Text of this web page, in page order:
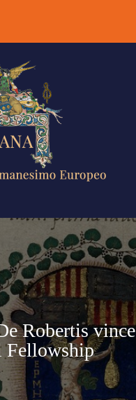
OCCIDENTE
NELL'UMANESIMO
EUROPEO
Robertis vince
Fellowship